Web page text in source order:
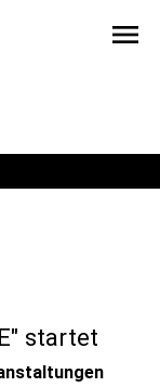
menu
startet